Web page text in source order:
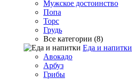
Мужское достоинство
Попа
Торс
Грудь
Все категории (8)
Еда и напитки
Авокадо
Арбуз
Грибы